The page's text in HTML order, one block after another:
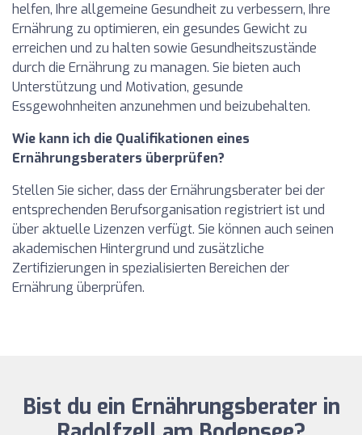
helfen, Ihre allgemeine Gesundheit zu verbessern, Ihre
Ernährung zu optimieren, ein gesundes Gewicht zu
erreichen und zu halten sowie Gesundheitszustände
durch die Ernährung zu managen. Sie bieten auch
Unterstützung und Motivation, gesunde
Essgewohnheiten anzunehmen und beizubehalten.
Wie kann ich die Qualifikationen eines
Ernährungsberaters überprüfen?
Stellen Sie sicher, dass der Ernährungsberater bei der
entsprechenden Berufsorganisation registriert ist und
über aktuelle Lizenzen verfügt. Sie können auch seinen
akademischen Hintergrund und zusätzliche
Zertifizierungen in spezialisierten Bereichen der
Ernährung überprüfen.
Bist du ein Ernährungsberater in